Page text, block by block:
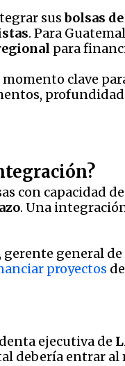
susbolsas
. Para
para
clave
profundidad
con capacidad
. Una
general de
proyectos
ejecutiva de
debería entrar